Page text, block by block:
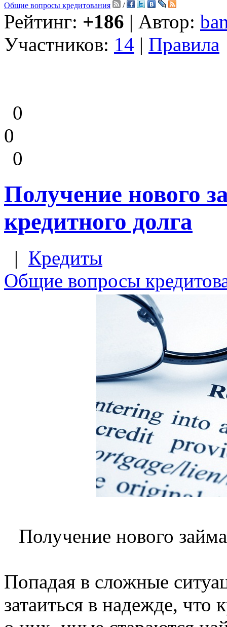
Общие вопросы кредитования /
Рейтинг: +186 | Автор:
Участников: 14 | Правила
0
0
0
Получение нового
кредитного долга
| Кредиты
Общие вопросы
Получение нового
Попадая в сложные
затаиться в надежде, что